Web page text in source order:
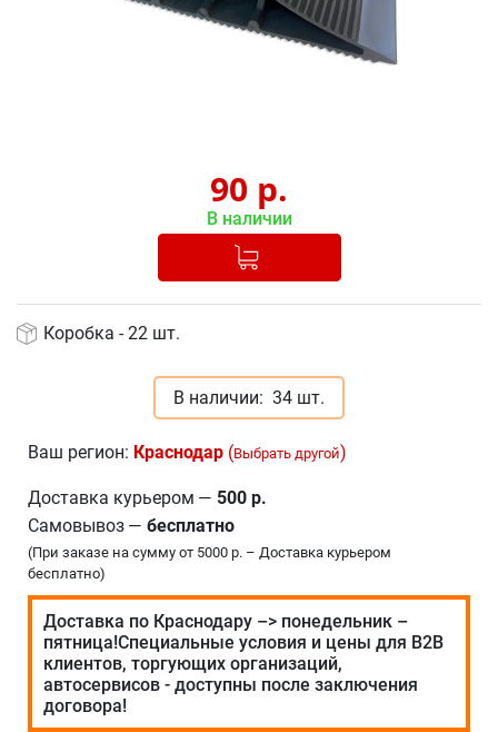
90 р.
В наличии
Добавлено в корзину
Коробка - 22 шт.
В наличии: 34 шт.
Ваш регион: Краснодар (Выбрать другой)
Доставка курьером — 500 р.
Самовывоз — бесплатно
(При заказе на сумму от 5000 р. – Доставка курьером
бесплатно)
Доставка по Краснодару –> понедельник –
пятница!Специальные условия и цены для В2В
клиентов, торгующих организаций,
автосервисов - доступны после заключения
договора!